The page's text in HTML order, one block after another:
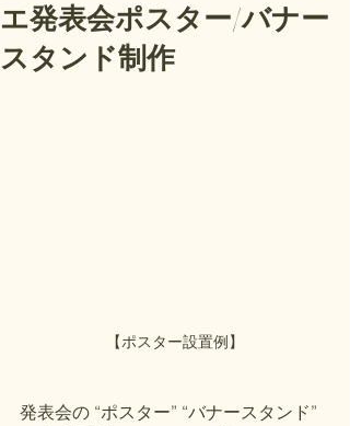
エ発表会ポスター/バナー
スタンド制作
【ポスター設置例】
発表会の “ポスター” “バナースタンド”